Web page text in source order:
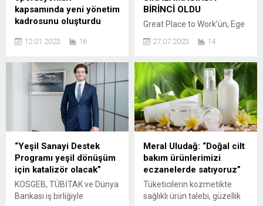
kapsamında yeni yönetim
kadrosunu oluşturdu
yapılanmasını yeniledi Su ile
yenilikçi çözümler geliştiren
küresel su teknolojisi şirketi
Xylem, Türkiye’deki üst
yönetiminde gerçekleştirdiği
atamalarla yeni yönetim
kadrosunu oluşturdu. 2022
yılının Şubat ayında göreve
gelen Xylem Türkiye Genel
Müdürü Altuğ Bilgiç’in
liderliğinde oluşturulan yeni
kadroda her biri alanında
uzman...
12.01.2023 16
BİRİNCİ OLDU
Great Place to Work’ün, Ege
çok mutlu eden şirketleri
gerçekleştirdiği araştırmada
ESBAŞ, 250-499 Çalışan
Sayısı Kategorisinde, en
yüksek puanla liste başı
olarak 2023’te Ege’nin En İyi
İşvereni seçildi. ESBAŞ,
Mayıs ayında da GPTW’nin
Türkiye’nin En İyi İşverenleri
2023 Listesi’nde ikinci
olmuştu. Great Place to
Work...
27.07.2023 14
“Yeşil Sanayi Destek
Programı yeşil dönüşüm
için katalizör olacak”
KOSGEB, TÜBİTAK ve Dünya
Bankası iş birliğiyle
Meral Uludağ: “Doğal cilt
bakım ürünlerimizi
eczanelerde satıyoruz”
Tüketicilerin kozmetikte
sağlıklı ürün talebi, güzellik